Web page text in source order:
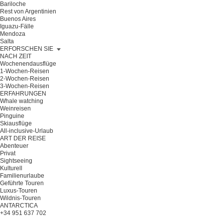
Bariloche
Rest von Argentinien
Buenos Aires
Iguazu-Fälle
Mendoza
Salta
ERFORSCHEN SIE
NACH ZEIT
Wochenendausflüge
1-Wochen-Reisen
2-Wochen-Reisen
3-Wochen-Reisen
ERFAHRUNGEN
Whale watching
Weinreisen
Pinguine
Skiausflüge
All-inclusive-Urlaub
ART DER REISE
Abenteuer
Privat
Sightseeing
Kulturell
Familienurlaube
Geführte Touren
Luxus-Touren
Wildnis-Touren
ANTARCTICA
+34 951 637 702